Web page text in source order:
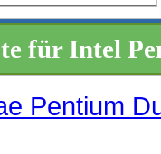
für Intel
Pentium